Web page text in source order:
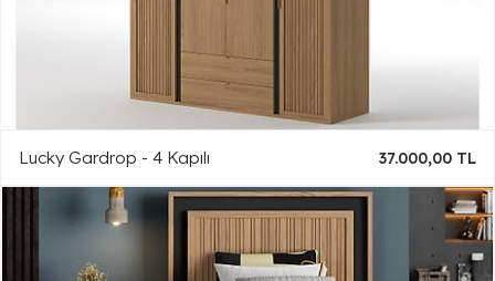
Lucky Gardrop - 4 Kapılı 37.000,00 TL